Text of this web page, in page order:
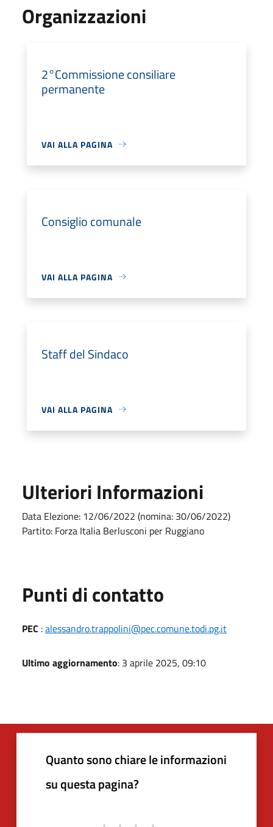
Organizzazioni
2°Commissione consiliare
permanente
VAI ALLA PAGINA
Consiglio comunale
VAI ALLA PAGINA
Staff del Sindaco
VAI ALLA PAGINA
Ulteriori Informazioni
Data Elezione: 12/06/2022 (nomina: 30/06/2022)
Partito: Forza Italia Berlusconi per Ruggiano
Punti di contatto
PEC :alessandro.trappolini@pec.comune.todi.pg.it
Ultimo aggiornamento: 3 aprile 2025, 09:10
Quanto sono chiare le informazioni
su questa pagina?